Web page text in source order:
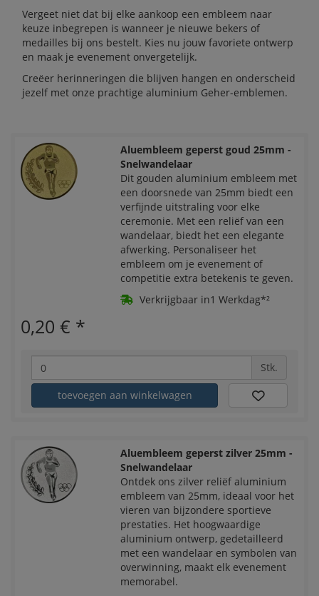
Vergeet niet dat bij elke aankoop een embleem naar
keuze inbegrepen is wanneer je nieuwe bekers of
medailles bij ons bestelt. Kies nu jouw favoriete ontwerp
en maak je evenement onvergetelijk.
Creëer herinneringen die blijven hangen en onderscheid
jezelf met onze prachtige aluminium Geher-emblemen.
Aluembleem geperst goud 25mm -
Snelwandelaar
Dit gouden aluminium embleem met
een doorsnede van 25mm biedt een
verfijnde uitstraling voor elke
ceremonie. Met een reliëf van een
wandelaar, biedt het een elegante
afwerking. Personaliseer het
embleem om je evenement of
competitie extra betekenis te geven.
Verkrijgbaar in1 Werkdag*²
0,20 € *
Stk.
toevoegen aan winkelwagen
Aluembleem geperst zilver 25mm -
Snelwandelaar
Ontdek ons zilver reliëf aluminium
embleem van 25mm, ideaal voor het
vieren van bijzondere sportieve
prestaties. Het hoogwaardige
aluminium ontwerp, gedetailleerd
met een wandelaar en symbolen van
overwinning, maakt elk evenement
memorabel.